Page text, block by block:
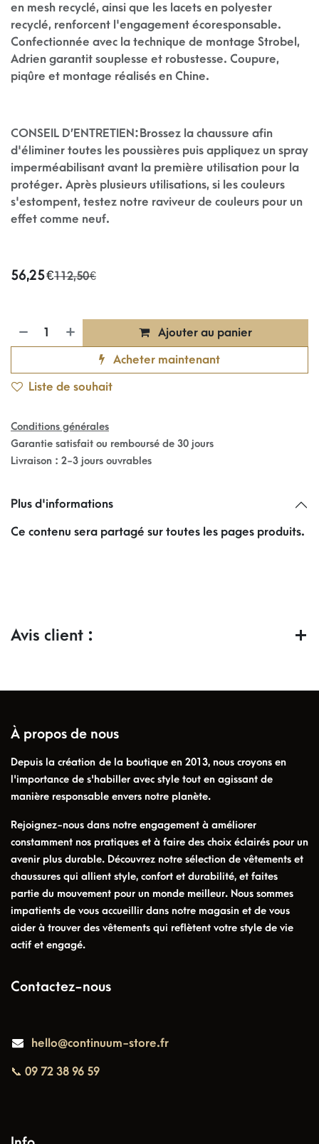
en mesh recyclé, ainsi que les lacets en polyester
recyclé, renforcent l'engagement écoresponsable.
Confectionnée avec la technique de montage Strobel,
Adrien garantit souplesse et robustesse. Coupure,
piqûre et montage réalisés en Chine.
CONSEIL D’ENTRETIEN: Brossez la chaussure afin
d'éliminer toutes les poussières puis appliquez un spray
imperméabilisant avant la première utilisation pour la
protéger. Après plusieurs utilisations, si les couleurs
s'estompent, testez notre raviveur de couleurs pour un
effet comme neuf.
56,25€112,50€
Ajouter au panier
Acheter maintenant
Liste de souhait
Conditions générales
Garantie satisfait ou remboursé de 30 jours
Livraison : 2-3 jours ouvrables
Plus d'informations
Ce contenu sera partagé sur toutes les pages produits.
Avis client :
À propos de nous
Depuis la création de la boutique en 2013, nous croyons en
l'importance de s'habiller avec style tout en agissant de
manière responsable envers notre planète.
Rejoignez-nous dans notre engagement à améliorer
constamment nos pratiques et à faire des choix éclairés pour un
avenir plus durable. Découvrez notre sélection de vêtements et
chaussures qui allient style, confort et durabilité, et faites
partie du mouvement pour un monde meilleur. Nous sommes
impatients de vous accueillir dans notre magasin et de vous
aider à trouver des vêtements qui reflètent votre style de vie
actif et engagé.
Contactez-nous
hello@continuum-store.fr
📞 09 72 38 96 59